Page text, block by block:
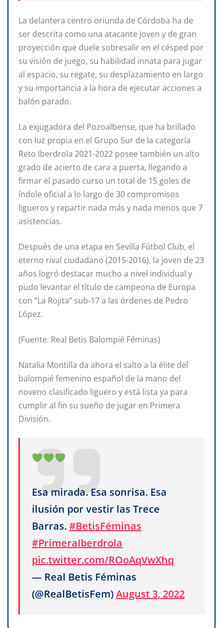
La delantera centro oriunda de Córdoba ha de
ser descrita como una atacante joven y de gran
proyección que duele sobresalir en el césped por
su visión de juego, su habilidad innata para jugar
al espacio, su regate, su desplazamiento en largo
y su importancia a la hora de ejecutar acciones a
balón parado.
La exjugadora del Pozoalbense, que ha brillado
con luz propia en el Grupo Sur de la categoría
Reto Iberdrola 2021-2022 posee también un alto
grado de acierto de cara a puerta, llegando a
firmar el pasado curso un total de 15 goles de
índole oficial a lo largo de 30 compromisos
ligueros y repartir nada más y nada menos que 7
asistencias.
Después de una etapa en Sevilla Fútbol Club, el
eterno rival ciudadano (2015-2016), la joven de 23
años logró destacar mucho a nivel individual y
pudo levantar el título de campeona de Europa
con “La Rojita” sub-17 a las órdenes de Pedro
López.
(Fuente: Real Betis Balompié Féminas)
Natalia Montilla da ahora el salto a la élite del
balompié femenino español de la mano del
noveno clasificado liguero y está lista ya para
cumplir al fin su sueño de jugar en Primera
División.
Esa mirada. Esa sonrisa. Esa
ilusión por vestir las Trece
Barras.#BetisFéminas
#PrimeraIberdrola
pic.twitter.com/ROoAqVwXhq
— Real Betis Féminas
(@RealBetisFem)August 3, 2022